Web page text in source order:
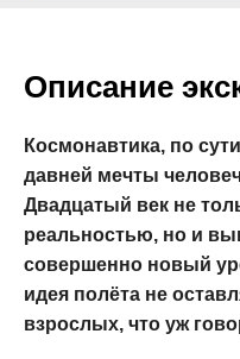
Описание
Космонавтика, по
давней мечты
Двадцатый век не
реальностью, но и
совершенно новый
идея полёта не
взрослых, что уж